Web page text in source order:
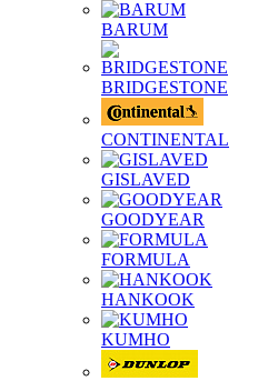
BARUM
BRIDGESTONE
CONTINENTAL
GISLAVED
GOODYEAR
FORMULA
HANKOOK
KUMHO